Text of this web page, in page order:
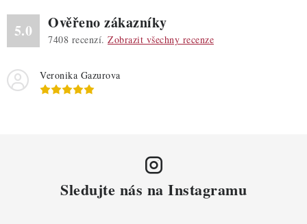
5.0 Ověřeno zákazníky
7408 recenzí. Zobrazit všechny recenze
Veronika Gazurova
Sledujte nás na Instagramu